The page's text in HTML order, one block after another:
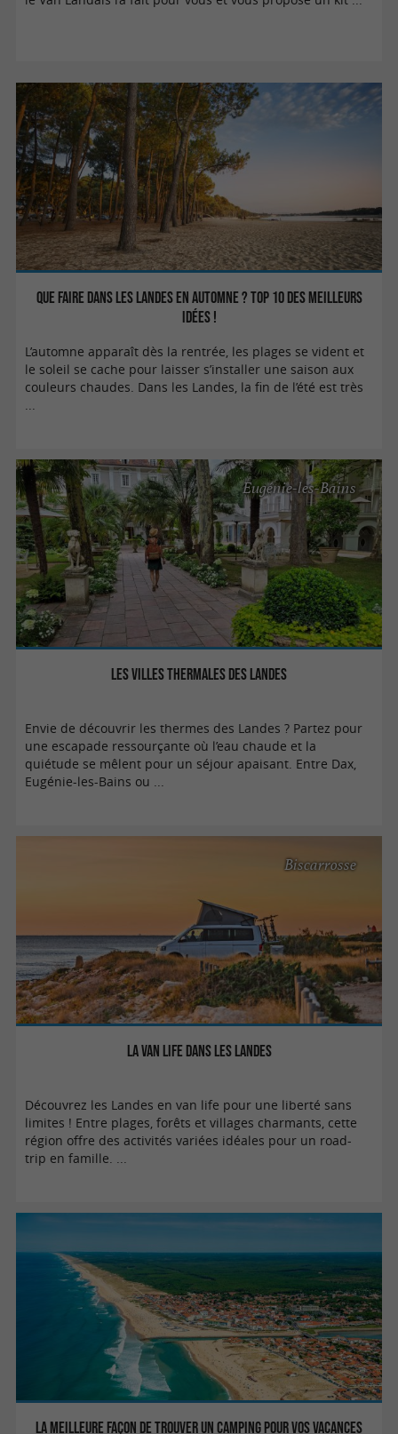
Que faire dans les Landes en automne ? Top 10 des meilleurs
idées !
L’automne apparaît dès la rentrée, les plages se vident et
le soleil se cache pour laisser s’installer une saison aux
couleurs chaudes. Dans les Landes, la fin de l’été est très
Les villes thermales des Landes
Eugénie-les-Bains
Envie de découvrir les thermes des Landes ? Partez pour
une escapade ressourçante où l’eau chaude et la
quiétude se mêlent pour un séjour apaisant. Entre Dax,
Eugénie-les-Bains ou ...
La Van Life dans les Landes
Biscarrosse
Découvrez les Landes en van life pour une liberté sans
limites ! Entre plages, forêts et villages charmants, cette
région offre des activités variées idéales pour un road-
trip en famille. ...
La meilleure façon de trouver un Camping pour vos vacances